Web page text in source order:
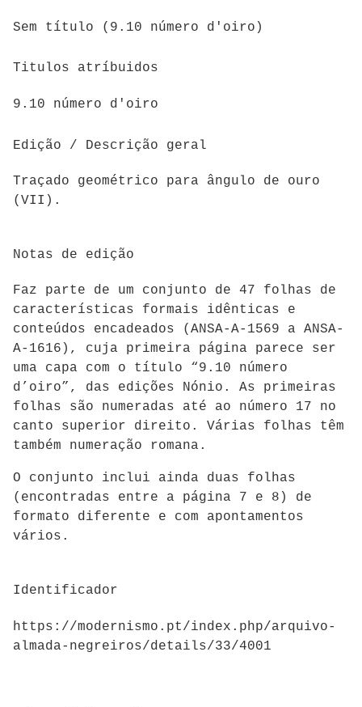
Sem título (9.10 número d'oiro)
Titulos atríbuidos
9.10 número d'oiro
Edição / Descrição geral
Traçado geométrico para ângulo de ouro
(VII).
Notas de edição
Faz parte de um conjunto de 47 folhas de
características formais idênticas e
conteúdos encadeados ( ANSA-A-1569 a ANSA-
A-1616) , cuja primeira página parece ser
uma capa com o título “9.10 número
d’oiro”, das edições Nónio. As primeiras
folhas são numeradas até ao número 17 no
canto superior direito. Várias folhas têm
também numeração romana.
O conjunto inclui ainda duas folhas
(encontradas entre a página 7 e 8) de
formato diferente e com apontamentos
vários.
Identificador
https://modernismo.pt/index.php/arquivo-
almada-negreiros/details/33/4001